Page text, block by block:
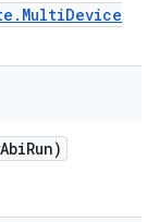
. MultiDevice
AbiRun)